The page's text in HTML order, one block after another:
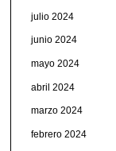
julio 2024
junio 2024
mayo 2024
abril 2024
marzo 2024
febrero 2024